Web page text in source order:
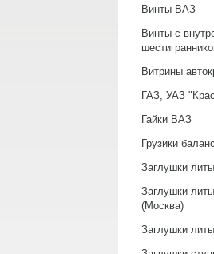
Винты ВАЗ
Винты с
Витрины
ГАЗ, УАЗ
Гайки ВАЗ
Грузики
Заглушки
Заглушки
(Москва)
Заглушки